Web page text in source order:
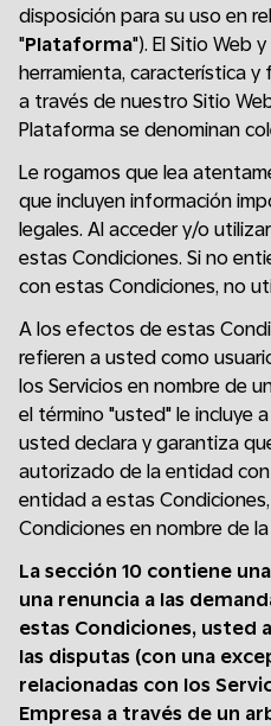
disposición para su uso en
"Plataforma"). El Sitio Web
herramienta, característica
a través de nuestro Sitio
Plataforma se denominan
Le rogamos que lea
que incluyen información
legales. Al acceder y/o
estas Condiciones. Si no
con estas Condiciones, no
A los efectos de estas
refieren a usted como
los Servicios en nombre de
el término "usted" le incluye
usted declara y garantiza
autorizado de la entidad
entidad a estas
Condiciones en nombre de
La sección 10 contiene
una renuncia a las
estas Condiciones, usted
las disputas (con una
relacionadas con los
Empresa a través de un